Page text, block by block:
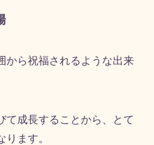
から祝福されるような出来
て成長することから、とて
ます。